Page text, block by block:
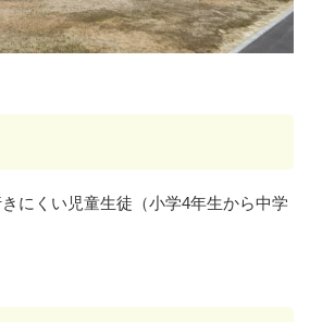
にくい児童生徒（小学4年生から中学